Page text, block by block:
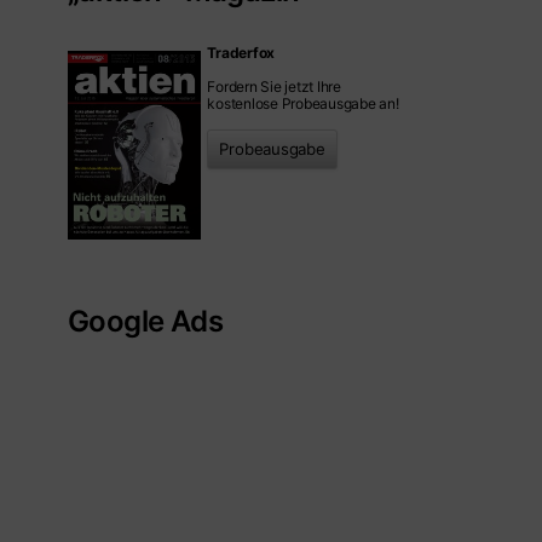
Traderfox
Fordern Sie jetzt Ihre
kostenlose Probeausgabe an!
Probeausgabe
Google Ads